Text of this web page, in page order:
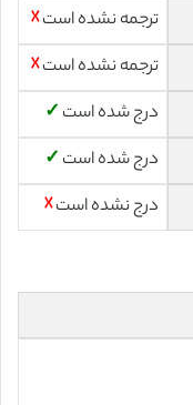
ترجمه نشده است☓
ترجمه نشده است☓
درج شده است ✓
درج شده است ✓
درج نشده است☓